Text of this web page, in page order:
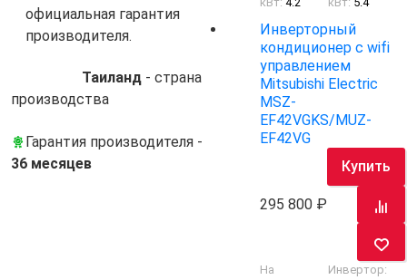
официальная гарантия
производителя.
Таиланд - cтрана
производства
Гарантия производителя -
36 месяцев
Инверторный
кондиционер с wifi
управлением
Mitsubishi Electric
MSZ-
EF42VGKS/MUZ-
EF42VG
295 800
Купить
На
Инвертор: